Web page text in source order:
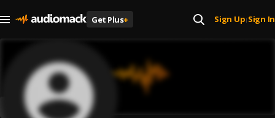
Get Plus+ Sign Up| Sign In